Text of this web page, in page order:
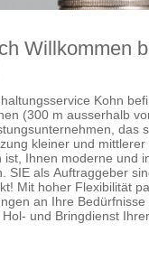
Willkommen
Kohn
(300 m ausserhalb
das
kleiner und
ist, Ihnen moderne und
SIE als Auftraggeber
Mit hoher Flexibilität
an Ihre
Hol- und Bringdienst